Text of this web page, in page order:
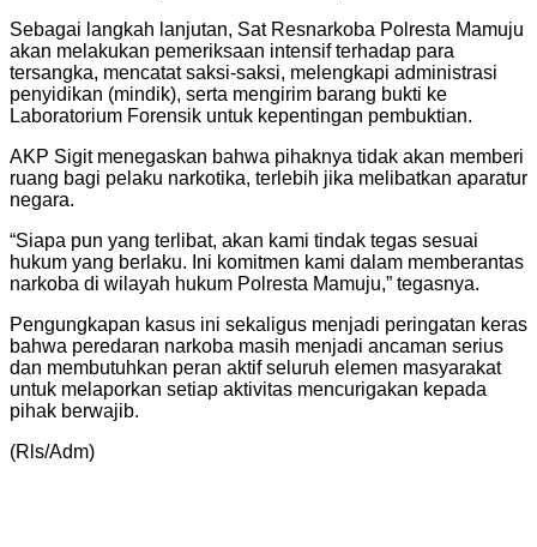
Sebagai langkah lanjutan, Sat Resnarkoba Polresta Mamuju
akan melakukan pemeriksaan intensif terhadap para
tersangka, mencatat saksi-saksi, melengkapi administrasi
penyidikan (mindik), serta mengirim barang bukti ke
Laboratorium Forensik untuk kepentingan pembuktian.
AKP Sigit menegaskan bahwa pihaknya tidak akan memberi
ruang bagi pelaku narkotika, terlebih jika melibatkan aparatur
negara.
“Siapa pun yang terlibat, akan kami tindak tegas sesuai
hukum yang berlaku. Ini komitmen kami dalam memberantas
narkoba di wilayah hukum Polresta Mamuju,” tegasnya.
Pengungkapan kasus ini sekaligus menjadi peringatan keras
bahwa peredaran narkoba masih menjadi ancaman serius
dan membutuhkan peran aktif seluruh elemen masyarakat
untuk melaporkan setiap aktivitas mencurigakan kepada
pihak berwajib.
(Rls/Adm)